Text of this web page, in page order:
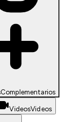
Complementarios
VideosVideos